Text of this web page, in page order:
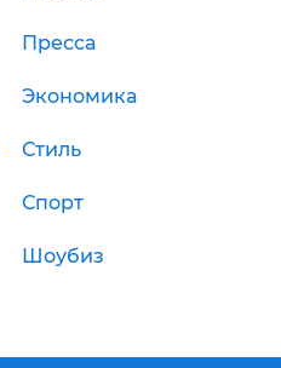
Пресса
Экономика
Стиль
Спорт
Шоубиз